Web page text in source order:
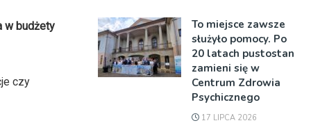
w budżety
czy
To miejsce zawsze
służyło pomocy. Po
20 latach pustostan
zamieni się w
Centrum Zdrowia
Psychicznego
17 LIPCA 2026